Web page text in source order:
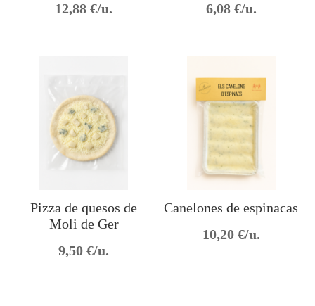
12,88€/u. 6,08 €/u.
Pizza de quesos de
Moli de Ger
9,50€/u.
Canelones de espinacas
10,20 €/u.